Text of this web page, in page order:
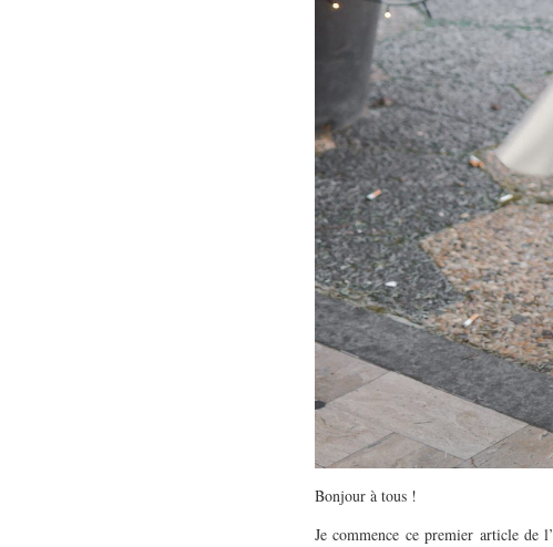
Bonjour à tous !
Je commence ce premier article de